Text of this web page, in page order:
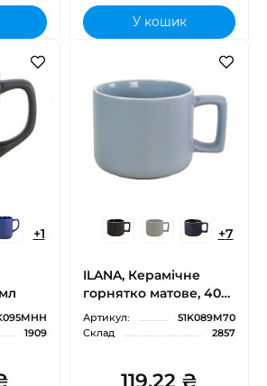
У кошик
+1
1909
+7
ILANA, Керамічне
горнятко матове, 400
мл
Артикул:
51K089M70
Склад
2857